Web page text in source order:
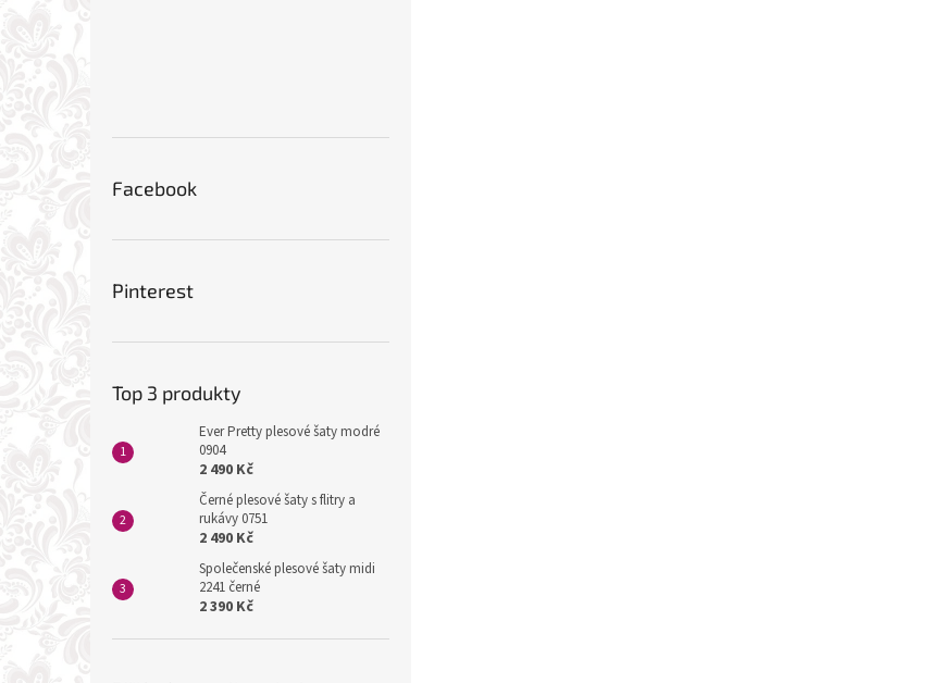
Facebook
Pinterest
Top 3 produkty
Ever Pretty plesové šaty modré
0904
2 490 Kč
Černé plesové šaty s flitry a
rukávy 0751
2 490 Kč
Společenské plesové šaty midi
2241 černé
2 390 Kč